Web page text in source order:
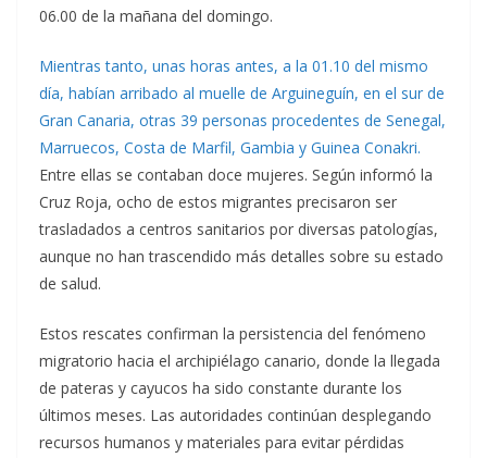
06.00 de la mañana del domingo.
Mientras tanto, unas horas antes, a la 01.10 del mismo
día, habían arribado al muelle de Arguineguín, en el sur de
Gran Canaria, otras 39 personas procedentes de Senegal,
Marruecos, Costa de Marfil, Gambia y Guinea Conakri.
Entre ellas se contaban doce mujeres. Según informó la
Cruz Roja, ocho de estos migrantes precisaron ser
trasladados a centros sanitarios por diversas patologías,
aunque no han trascendido más detalles sobre su estado
de salud.
Estos rescates confirman la persistencia del fenómeno
migratorio hacia el archipiélago canario, donde la llegada
de pateras y cayucos ha sido constante durante los
últimos meses. Las autoridades continúan desplegando
recursos humanos y materiales para evitar pérdidas